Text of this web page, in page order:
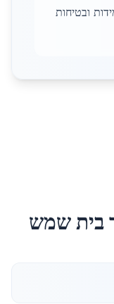
ובטיחות
בית שמש